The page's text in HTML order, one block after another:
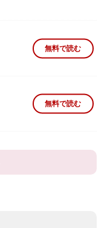
無料で読む
無料で読む